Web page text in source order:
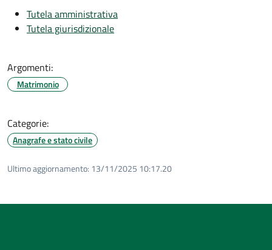
Tutela amministrativa
Tutela giurisdizionale
Argomenti:
Matrimonio
Categorie:
Anagrafe e stato civile
Ultimo aggiornamento: 13/11/2025 10:17.20